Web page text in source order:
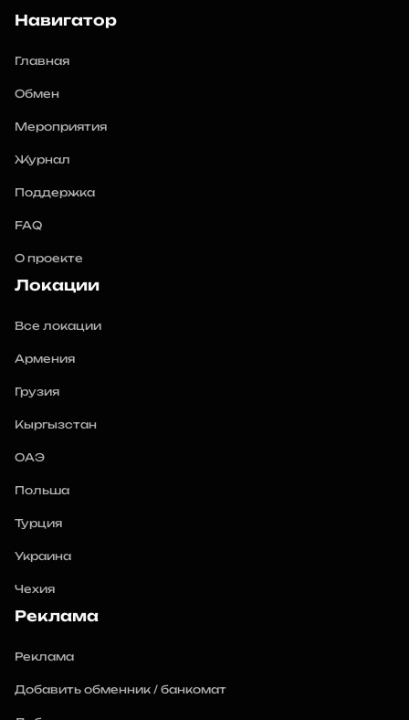
Навигатор
Главная
Обмен
Мероприятия
Журнал
Поддержка
FAQ
О проекте
Локации
Все локации
Армения
Грузия
Кыргызстан
ОАЭ
Польша
Турция
Украина
Чехия
Реклама
Реклама
Добавить обменник / банкомат